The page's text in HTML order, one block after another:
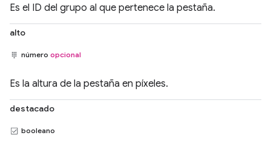
Es el ID del grupo al que pertenece la pestaña.
alto
número opcional
Es la altura de la pestaña en píxeles.
destacado
booleano